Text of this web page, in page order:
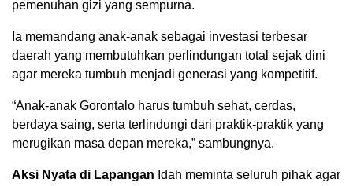
pemenuhan gizi yang sempurna.
Ia memandang anak-anak sebagai investasi terbesar
daerah yang membutuhkan perlindungan total sejak dini
agar mereka tumbuh menjadi generasi yang kompetitif.
“Anak-anak Gorontalo harus tumbuh sehat, cerdas,
berdaya saing, serta terlindungi dari praktik-praktik yang
merugikan masa depan mereka,” sambungnya.
Aksi Nyata di Lapangan Idah meminta seluruh pihak agar